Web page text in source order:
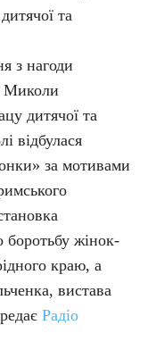
та
з нагоди
Миколи
дитячої та
відбулася
за мотивами
боротьбу жінок-
краю, а
вистава
Радіо